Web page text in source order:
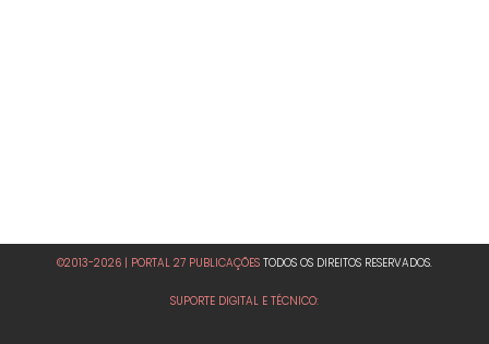
©2013-2026 | PORTAL 27 PUBLICAÇÕES TODOS OS DIREITOS RESERVADOS.
SUPORTE DIGITAL E TÉCNICO: